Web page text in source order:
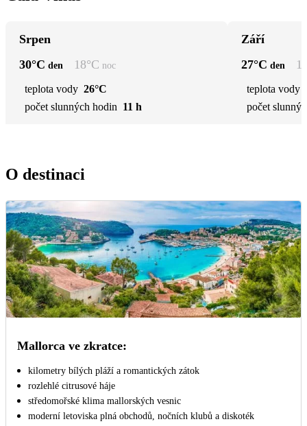
Srpen
30°C den 18°C noc
teplota vody 26°C
počet slunných hodin 11 h
Září
27°C den
teplota vody
počet
O destinaci
Mallorca ve zkratce:
kilometry bílých pláží a romantických zátok
rozlehlé citrusové háje
středomořské klima mallorských vesnic
moderní letoviska plná obchodů, nočních klubů a diskoték